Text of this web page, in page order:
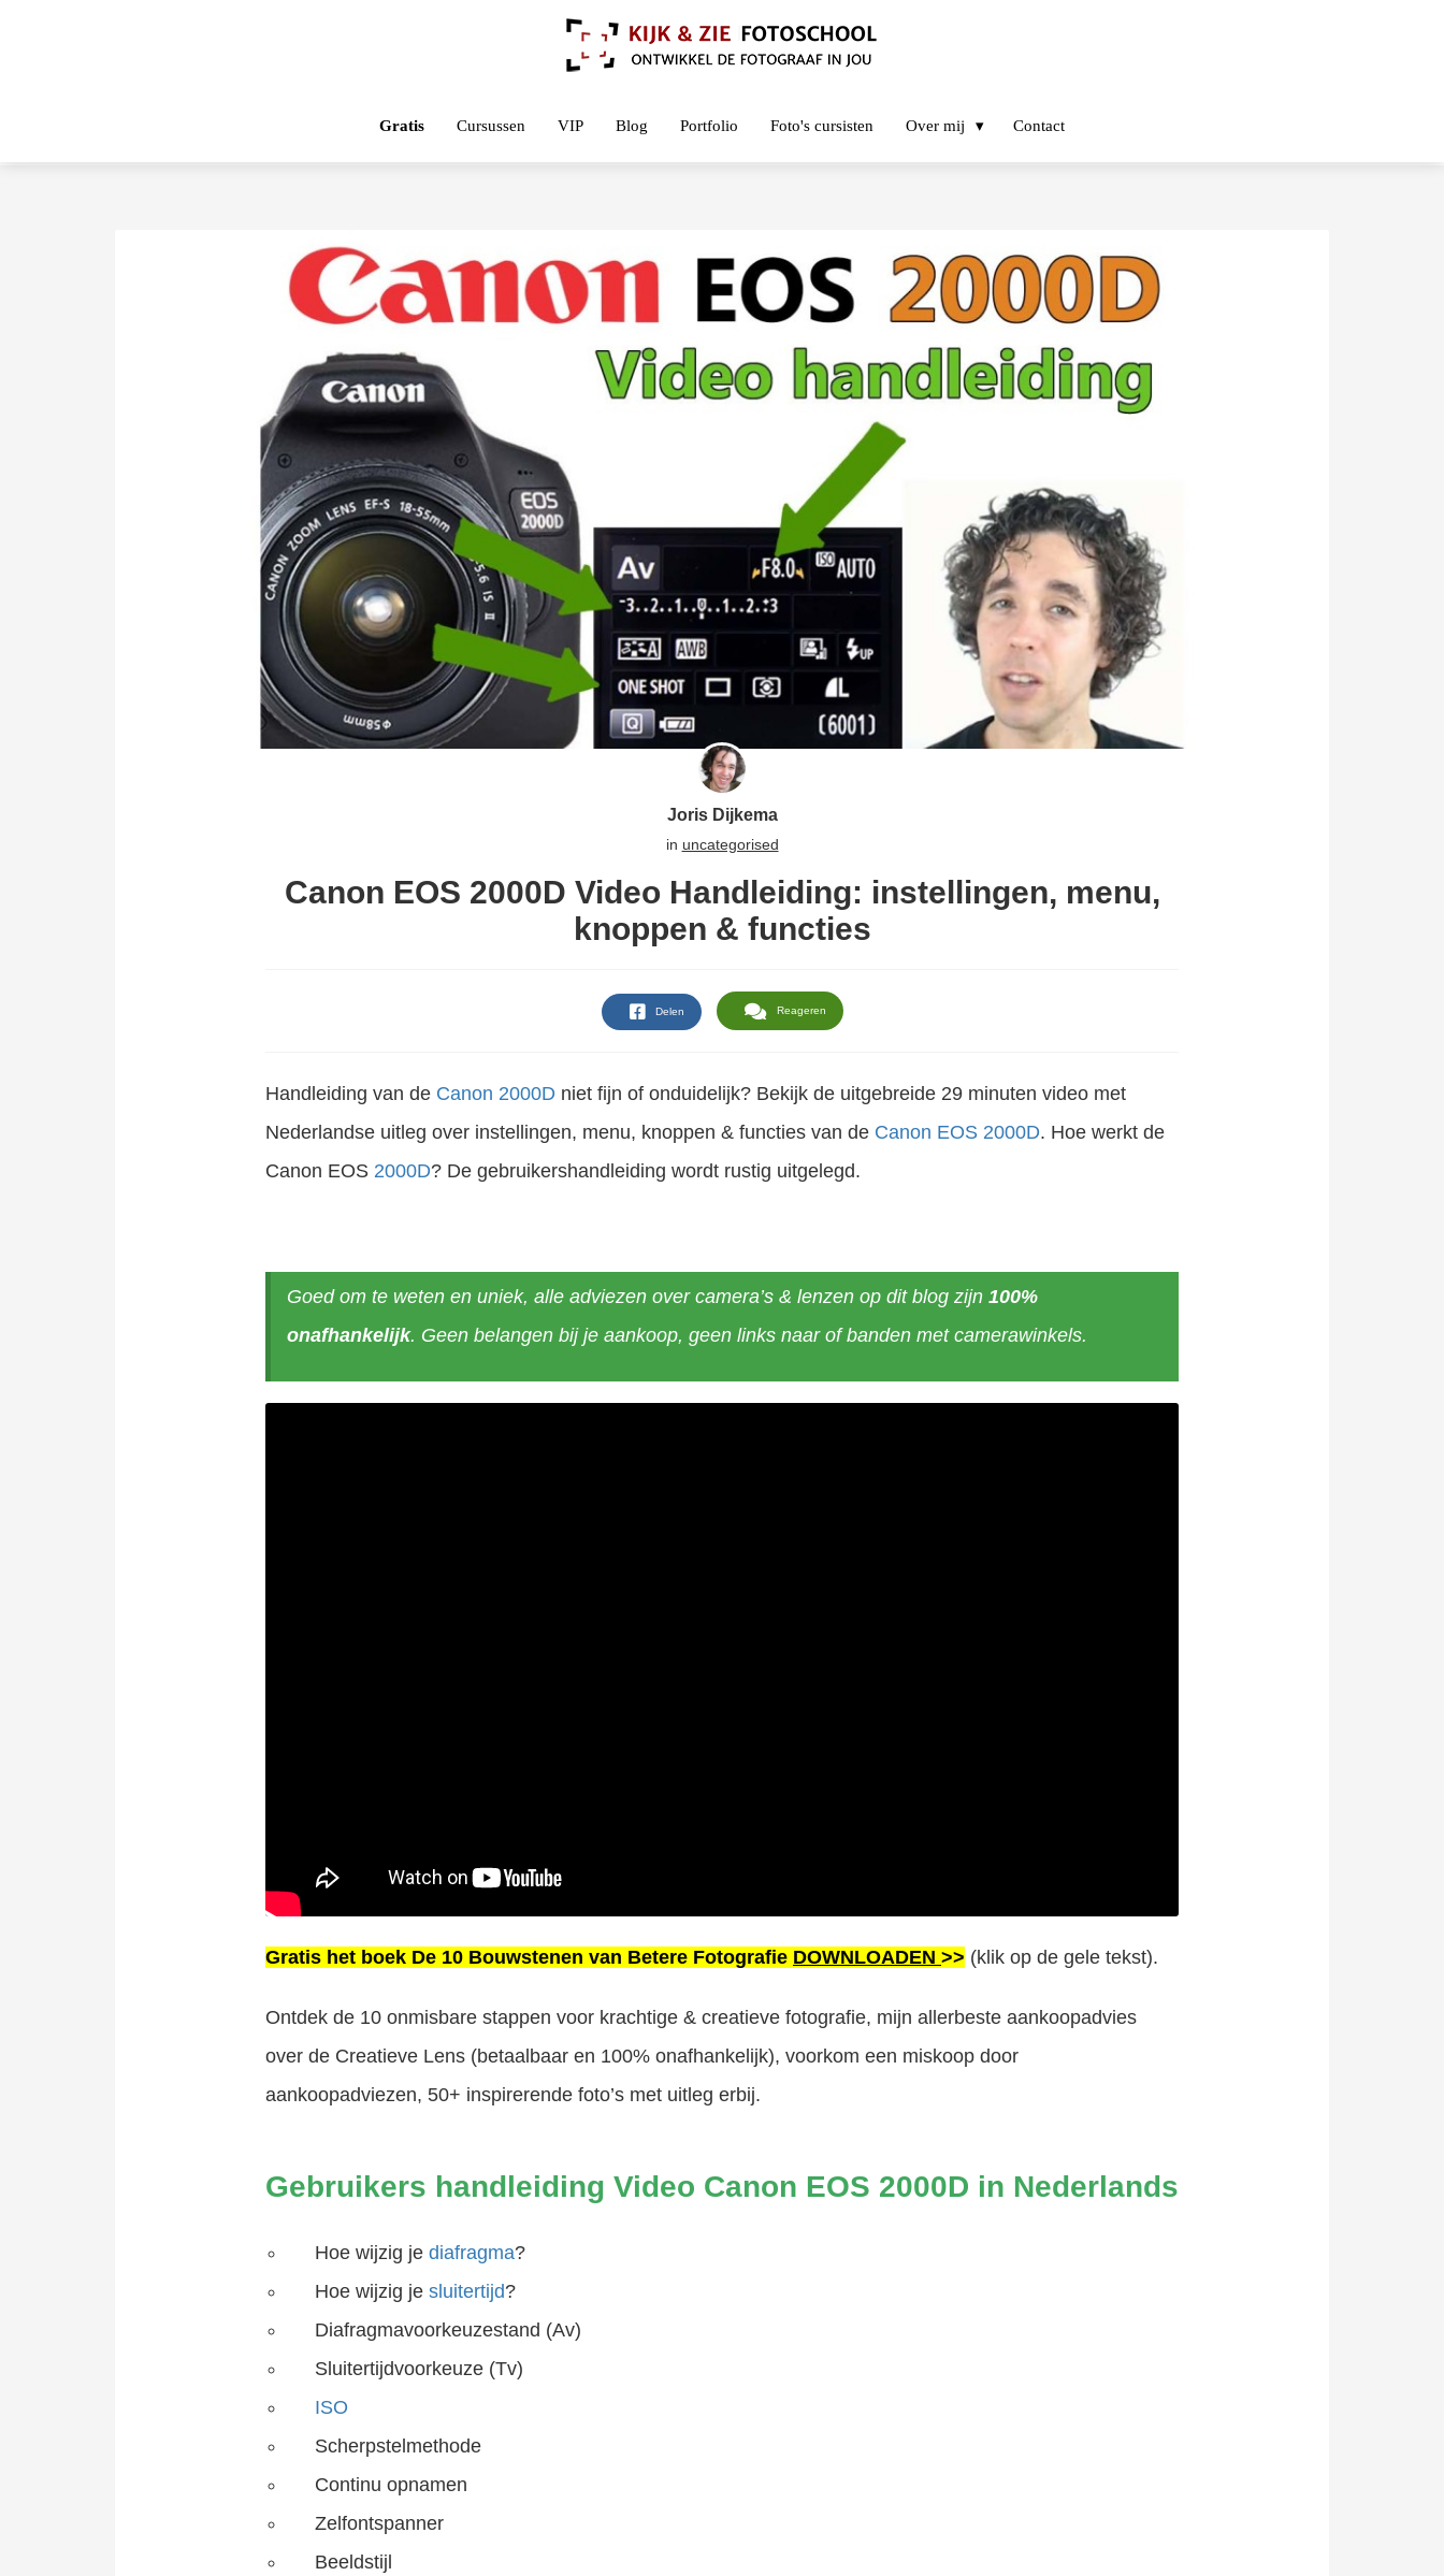
Gratis Cursussen VIP Blog Portfolio Foto's cursisten Over mij Contact
Joris Dijkema
in uncategorised
Canon EOS 2000D Video Handleiding: instellingen, menu,
knoppen & functies
Delen Reageren
Handleiding van de Canon 2000D niet fijn of onduidelijk? Bekijk de uitgebreide 29 minuten video met
Nederlandse uitleg over instellingen, menu, knoppen & functies van de Canon EOS 2000D. Hoe werkt de
Canon EOS 2000D? De gebruikershandleiding wordt rustig uitgelegd.
Goed om te weten en uniek, alle adviezen over camera’s & lenzen op dit blog zijn 100%
onafhankelijk. Geen belangen bij je aankoop, geen links naar of banden met camerawinkels.
Gratis het boek De 10 Bouwstenen van Betere Fotografie DOWNLOADEN >> (klik op de gele tekst).
Ontdek de 10 onmisbare stappen voor krachtige & creatieve fotografie, mijn allerbeste aankoopadvies
over de Creatieve Lens (betaalbaar en 100% onafhankelijk), voorkom een miskoop door
aankoopadviezen, 50+ inspirerende foto’s met uitleg erbij.
Gebruikers handleiding Video Canon EOS 2000D in Nederlands
Hoe wijzig jediafragma?
Hoe wijzig jesluitertijd?
Diafragmavoorkeuzestand (Av)
Sluitertijdvoorkeuze (Tv)
ISO
Scherpstelmethode
Continu opnamen
Zelfontspanner
Beeldstijl